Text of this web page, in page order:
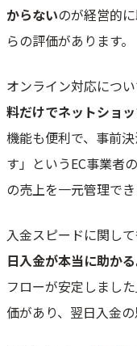
紹介
個人事業主でも審査に通
端末が故障した場合の
Square決済の解約はス
Square決済のキャンペー
現在実施中のキャンペー
端末を無料で入手する方
からないのが経営的
らの評価があります。
オンライン対応につ
料だけでネットショッ
機能も便利で、事前
す」というEC事業者
の売上を一元管理で
入金スピードに関し
日入金が本当に助かる
フローが安定しまし
価があり、翌日入金